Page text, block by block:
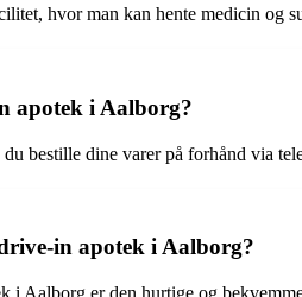
hvor man kan hente medicin og
apotek i Aalborg?
bestille dine varer på forhånd via
in apotek i Aalborg?
i Aalborg er den hurtige og